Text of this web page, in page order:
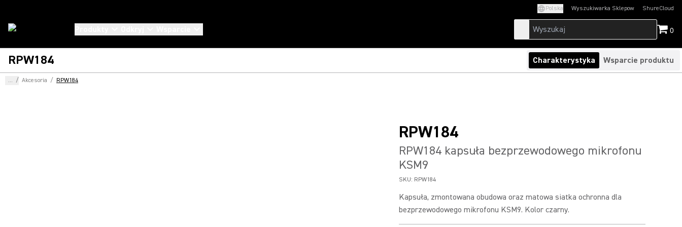
Polska Wyszukiwarka Sklepow ShureCloud
(Opens in a new
0
RPW184 Charakterystyka Wsparcie produktu
... / Akcesoria / RPW184
RPW184
RPW184 kapsuła bezprzewodowego mikrofonu
KSM9
SKU: RPW184
Kapsuła, zmontowana obudowa oraz matowa siatka ochronna dla
bezprzewodowego mikrofonu KSM9. Kolor czarny.